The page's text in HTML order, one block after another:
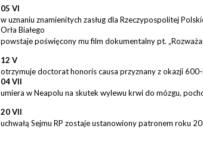
05 VI
w uznaniu znamienitych zasług dla Rzeczypospolitej
Orła Białego
powstaje poświęcony mu film dokumentalny pt.
12 V
otrzymuje doctorat honoris causa przyznany z okazji
04 VII
umiera w Neapolu na skutek wylewu krwi do mózgu,
20 VII
uchwałą Sejmu RP zostaje ustanowiony patronem roku